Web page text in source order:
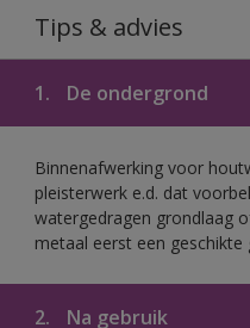
Tips & advies
1. De ondergrond
Binnenafwerking voor
pleisterwerk e.d. dat
watergedragen grondlaag
metaal eerst een geschikte
2. Na gebruik